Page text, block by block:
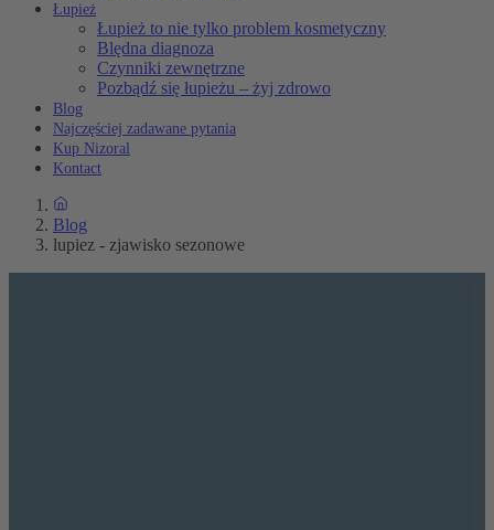
Łupież
Łupież to nie tylko problem kosmetyczny
Blędna diagnoza
Czynniki zewnętrzne
Pozbądź się łupieżu – żyj zdrowo
Blog
Najczęściej zadawane pytania
Kup Nizoral
Kontact
Blog
lupiez - zjawisko sezonowe